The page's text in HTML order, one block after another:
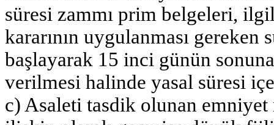
süresi zammı prim belgeleri,
kararının uygulanması
başlayarak 15 inci günün
verilmesi halinde yasal süresi
c) Asaleti tasdik olunan emniyet